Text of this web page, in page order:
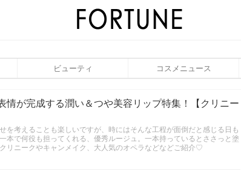
ビューティ コスメニュース
が完成する潤い＆つや美容リップ特集！【クリニー
を考えることも楽しいですが、時にはそんな工程が面倒だと感じる日も
本で何役も担ってくれる、優秀ルージュ。一本持っているとささっと塗
リニークやキャンメイク、大人気のオペラなどなどご紹介♡